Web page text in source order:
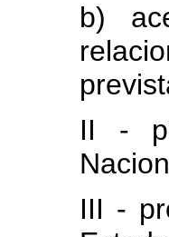
b)
II -
III -